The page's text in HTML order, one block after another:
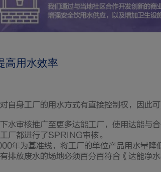
高用水效率
自身工厂的用水方式有直接控制权，因此
水审核推广至更多达能工厂，使用达能与
厂都进行了SPRING审核。
年为基准线，将工厂的单位产品用水量降
排放废水的场地必须百分百符合《达能净水